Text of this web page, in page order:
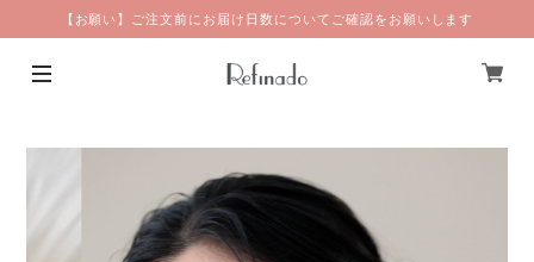
【お願い】ご注文前にお届け日数についてご確認をお願いします